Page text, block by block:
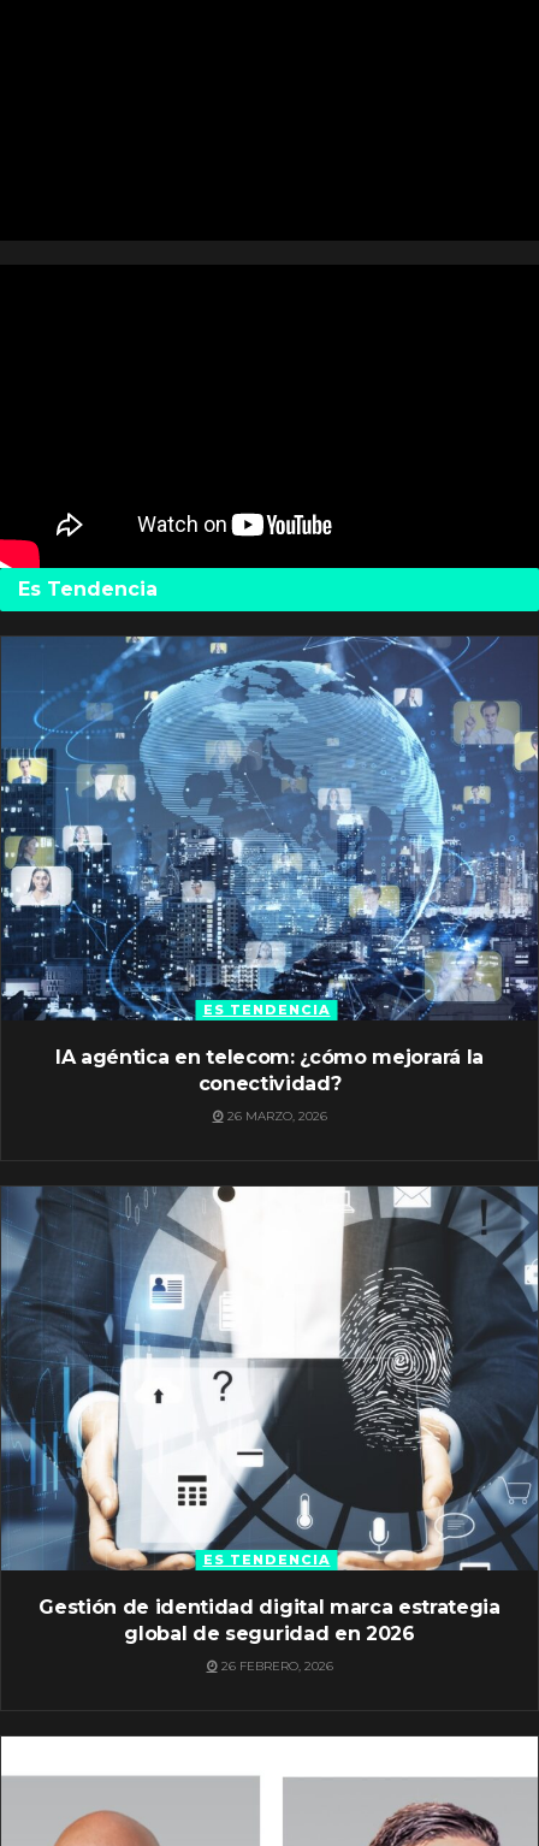
Es Tendencia
ES TENDENCIA
IA agéntica en telecom: ¿cómo mejorará la
conectividad?
26 MARZO, 2026
ES TENDENCIA
Gestión de identidad digital marca estrategia
global de seguridad en 2026
26 FEBRERO, 2026